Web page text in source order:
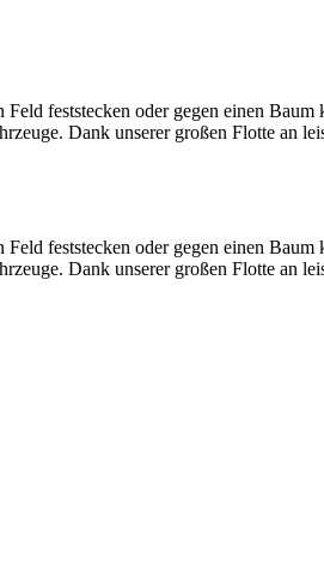
feststecken oder gegen einen
Dank unserer großen Flotte an
feststecken oder gegen einen
Dank unserer großen Flotte an